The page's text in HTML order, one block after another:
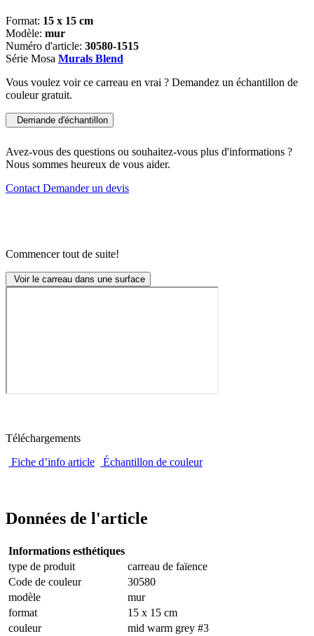
Format: 15 x 15 cm
Modèle: mur
Numéro d'article: 30580-1515
Série Mosa Murals Blend
Vous voulez voir ce carreau en vrai ? Demandez un échantillon de
couleur gratuit.
Demande d'échantillon
Avez-vous des questions ou souhaitez-vous plus d'informations ?
Nous sommes heureux de vous aider.
Contact Demander un devis
Commencer tout de suite!
Voir le carreau dans une surface
Téléchargements
Fiche d’info article
Échantillon de couleur
Données de l'article
Informations esthétiques
type de produit
carreau de faïence
Code de couleur
30580
modèle
mur
format
15 x 15 cm
couleur
mid warm grey #3